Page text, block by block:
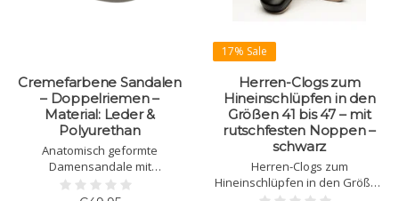
Cremefarbene Sandalen
– Doppelriemen –
Material: Leder &
Polyurethan
Anatomisch geformte
Damensandale mit
Massagegel. Gefertigt aus
17% Sale
Herren-Clogs zum
Hineinschlüpfen in den
Größen 41 bis 47 – mit
rutschfesten Noppen –
schwarz
Herren-Clogs zum
Hineinschlüpfen in den Größen